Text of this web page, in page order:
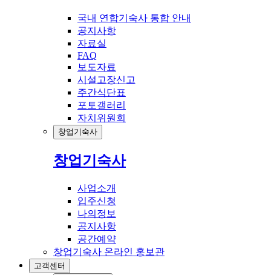
국내 연합기숙사 통합 안내
공지사항
자료실
FAQ
보도자료
시설고장신고
주간식단표
포토갤러리
자치위원회
창업기숙사
창업기숙사
사업소개
입주신청
나의정보
공지사항
공간예약
창업기숙사 온라인 홍보관
고객센터